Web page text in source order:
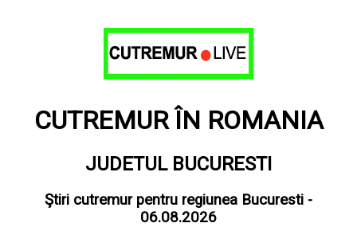
CUTREMUR ÎN ROMANIA
JUDETUL BUCURESTI
Ştiri cutremur pentru regiunea Bucuresti -
06.08.2026